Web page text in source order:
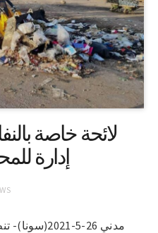
لائحة خاصة
إدارة